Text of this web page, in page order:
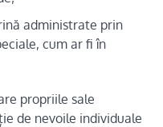
administrate prin
cum ar fi în
propriile sale
de nevoile individuale